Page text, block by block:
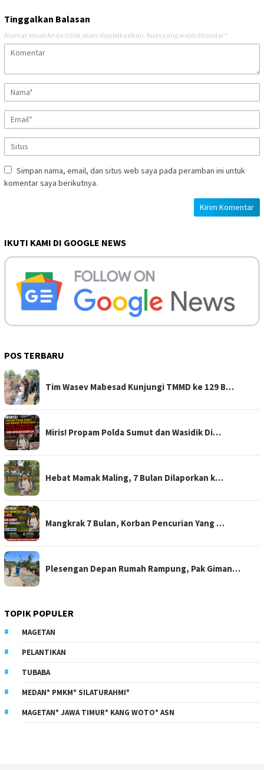
Tinggalkan Balasan
Alamat email Anda tidak akan dipublikasikan. Ruas yang wajib ditandai *
Simpan nama, email, dan situs web saya pada peramban ini untuk
komentar saya berikutnya.
IKUTI KAMI DI GOOGLE NEWS
POS TERBARU
Tim Wasev Mabesad Kunjungi TMMD ke 129 B…
Miris! Propam Polda Sumut dan Wasidik Di…
Hebat Mamak Maling, 7 Bulan Dilaporkan k…
Mangkrak 7 Bulan, Korban Pencurian Yang …
Plesengan Depan Rumah Rampung, Pak Giman…
TOPIK POPULER
MAGETAN
PELANTIKAN
TUBABA
MEDAN* PMKM* SILATURAHMI*
MAGETAN* JAWA TIMUR* KANG WOTO* ASN